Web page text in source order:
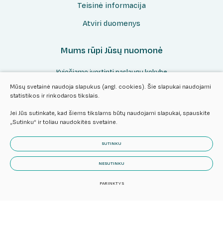
Teisinė informacija
Atviri duomenys
Mums rūpi Jūsų nuomonė
Kviečiame įvertinti paslaugų kokybę
Vertinti
apsauga
Mūsų svetainė naudoja slapukus (angl. cookies). Šie slapukai naudojami
statistikos ir rinkodaros tikslais.
Jei Jūs sutinkate, kad šiems tikslams būtų naudojami slapukai, spauskite
„Sutinku“ ir toliau naudokitės svetaine.
SUTINKU
NESUTINKU
PARINKTYS